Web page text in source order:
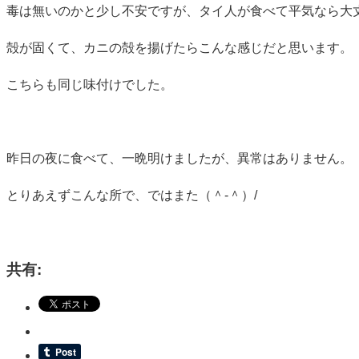
毒は無いのかと少し不安ですが、タイ人が食べて平気なら大
殻が固くて、カニの殻を揚げたらこんな感じだと思います。
こちらも同じ味付けでした。
昨日の夜に食べて、一晩明けましたが、異常はありません。
とりあえずこんな所で、ではまた（＾‐＾）/
共有: